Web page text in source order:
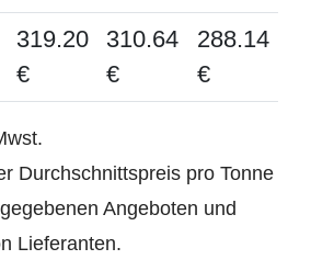
319.20
€
310.64
€
288.14
€
Durchschnittspreis pro Tonne
Angeboten und
Lieferanten.